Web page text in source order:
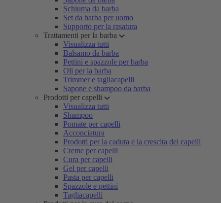
Schiuma da barba
Set da barba per uomo
Supporto per la rasatura
Trattamenti per la barba
Visualizza tutti
Balsamo da barba
Pettini e spazzole per barba
Oli per la barba
Trimmer e tagliacapelli
Sapone e shampoo da barba
Prodotti per capelli
Visualizza tutti
Shampoo
Pomate per capelli
Acconciatura
Prodotti per la caduta e la crescita dei capelli
Creme per capelli
Cura per capelli
Gel per capelli
Pasta per capelli
Spazzole e pettini
Tagliacapelli